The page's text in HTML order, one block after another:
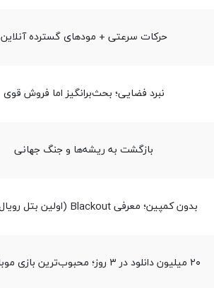
حرکات سرعتی + مودهای گسترده آنلاین
نبرد فضایی؛ بحث‌برانگیز اما فروش قوی
بازگشت به ریشه‌ها و جنگ جهانی
بدون کمپین؛ معرفی Blackout (اولین بتل رویال COD)
۲۰ میلیون دانلود در ۳ روز؛ محبوب‌ترین بازی موبایل سال